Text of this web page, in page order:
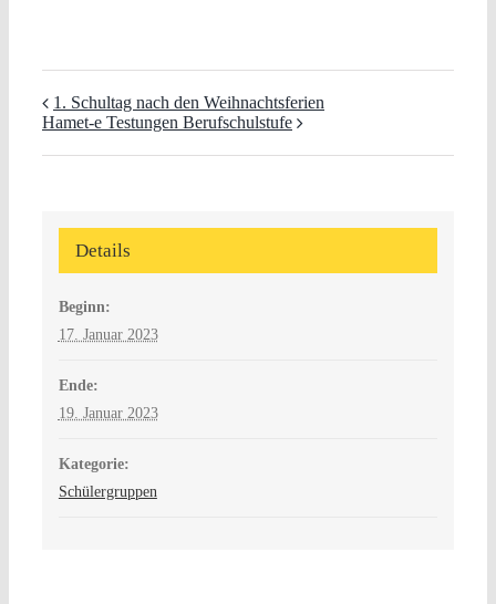
1. Schultag nach den Weihnachtsferien
Hamet-e Testungen Berufschulstufe
Details
Beginn:
17. Januar 2023
Ende:
19. Januar 2023
Kategorie:
Schülergruppen